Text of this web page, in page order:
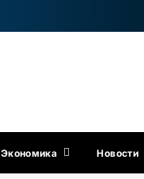
Экономика Новости